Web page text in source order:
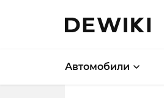
Автомобили